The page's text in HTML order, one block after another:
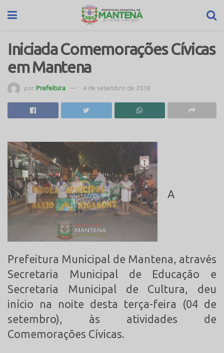
Iniciada Comemorações Cívicas
em Mantena
por Prefeitura 4 de setembro de 2018
A
Prefeitura Municipal de Mantena, através
Secretaria Municipal de Educação e
Secretaria Municipal de Cultura, deu
início na noite desta terça-feira (04 de
setembro), às atividades de
Comemorações Cívicas.